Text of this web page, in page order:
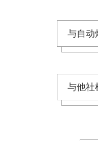
与自动
与他社